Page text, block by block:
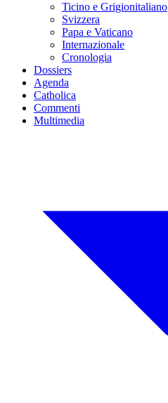
Ticino e Grigionitaliano
Svizzera
Papa e Vaticano
Internazionale
Cronologia
Dossiers
Agenda
Catholica
Commenti
Multimedia